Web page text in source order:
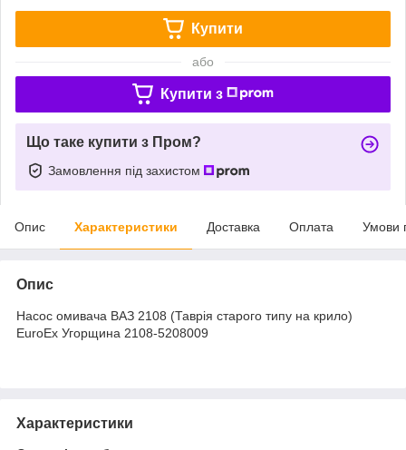
Купити
або
Купити з
Що таке купити з Пром?
Замовлення під захистом
Опис Характеристики Доставка Оплата Умови
Опис
Насос омивача ВАЗ 2108 (Таврія старого типу на крило)
EuroEx Угорщина 2108-5208009
Характеристики